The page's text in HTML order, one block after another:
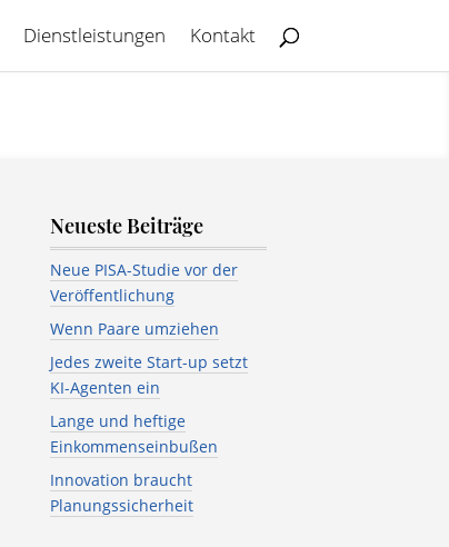
Dienstleistungen Kontakt
Neueste Beiträge
Neue PISA-Studie vor der
Veröffentlichung
Wenn Paare umziehen
Jedes zweite Start-up setzt
KI-Agenten ein
Lange und heftige
Einkommenseinbußen
Innovation braucht
Planungssicherheit